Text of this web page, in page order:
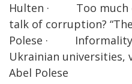
Hulten · Too much
talk of corruption?
Polese · Informality
Ukrainian universities,
Abel Polese